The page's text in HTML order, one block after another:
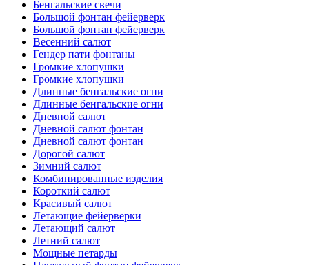
Бенгальские свечи
Большой фонтан фейерверк
Большой фонтан фейерверк
Весенний салют
Гендер пати фонтаны
Громкие хлопушки
Громкие хлопушки
Длинные бенгальские огни
Длинные бенгальские огни
Дневной салют
Дневной салют фонтан
Дневной салют фонтан
Дорогой салют
Зимний салют
Комбинированные изделия
Короткий салют
Красивый салют
Летающие фейерверки
Летающий салют
Летний салют
Мощные петарды